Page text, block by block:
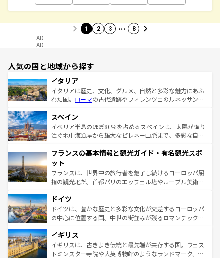
1 2 3 … 8
AD
AD
人気の国と地域から探す
イタリア
イタリアは歴史、文化、グルメ、自然と多彩な魅力にあふ
れた国。 ローマの古代遺跡やフィレンツェのルネッサンス
ろん、トスカーナの美しい田園風景やアマルフィ海岸の絶
景など、自然景観も見逃せない。観光の合間には、本場の
ピザやパスタなど、絶品のイタリア料理を堪能することも
ませてくれるイタリアで、忘れられない旅をしてみよう！
なお、新着のイタリア情報は
しい。
スペイン
イベリア半島のほぼ80％を占めるスペインは、太陽が降り
注ぐ地中海沿岸から雄大なピレネー山脈まで、多彩な自然
文化が根付くこの国では、情熱的なフラメンコ、熱気あふ
れる闘牛、そして美味しいタパスが生活の一部となってい
る。首都マドリードの洗練された雰囲気や、バルセロナの
アートに溢れた街角から、地方では古代ローマ遺跡や中世
せる。地方によって風土や気候が異なるスペインはその個
性で訪れる人を魅了する。 なお、新着のスペイン情報は コ
ンテンツ一覧を参照してほしい。
フランスの基本情報と観光ガイド・有名観光スポ
ット
フランスは、世界中の旅行者を魅了し続けるヨーロッパ屈
指の観光地だ。首都パリのエッフェル塔やルーブル美術館
で、幅広い魅力が詰まっている。華麗な宮殿、歴史的な大
聖堂、美しいビーチ、そして豊かな自然が、訪れる者を心
から魅了する。また、フランスは美食の国としても知ら
いる。シャンパンの発祥地であるランス、プロヴァンスの
香り高いラベンダー畑など、多彩な楽しみ方が可能だ。さ
らに、パリ以外の地域にも魅力が溢れており、どの街角に
ドイツ
ドイツは、豊かな歴史と多彩な文化が交差するヨーロッパ
の中心に位置する国。中世の街並みが残るロマンチック街
顔を持つこの国は、どこを歩いても飽きることがない。ベ
ルリンの文化的活気、バイエルン州のアルプスの絶景、そ
してライン川沿いのワイン畑といった風景は必見。ビール
イギリス
イギリスは、古きよき伝統と最先端が共存する国。ウェス
トミンスター寺院や大英博物館のようなランドマーク、歴